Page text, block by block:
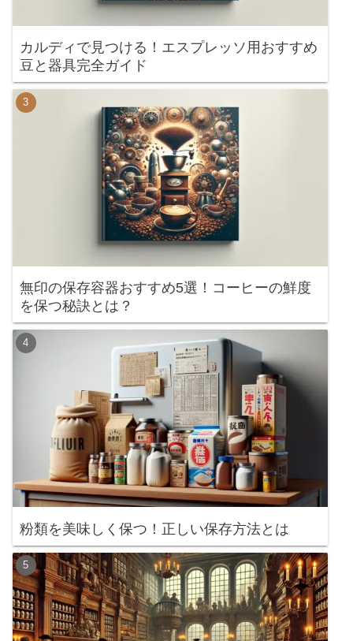
カルディで見つける！エスプレッソ用おすすめ
豆と器具完全ガイド
無印の保存容器おすすめ5選！コーヒーの鮮度
を保つ秘訣とは？
粉類を美味しく保つ！正しい保存方法とは